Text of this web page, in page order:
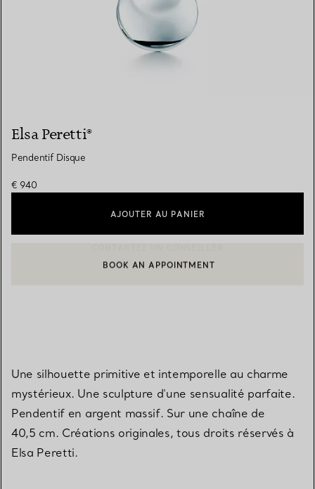
Elsa Peretti®
Pendentif Disque
€ 940
AJOUTER AU PANIER
CONTACTER UN CONSEILLER CLIENT OU PRENDRE RENDEZ-
BOOK AN APPOINTMENT
Une silhouette primitive et intemporelle au charme
mystérieux. Une sculpture d'une sensualité parfaite.
Pendentif en argent massif. Sur une chaîne de
40,5 cm. Créations originales, tous droits réservés à
Elsa Peretti.